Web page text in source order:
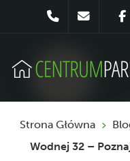
Strona Główna
Wodnej 32 –